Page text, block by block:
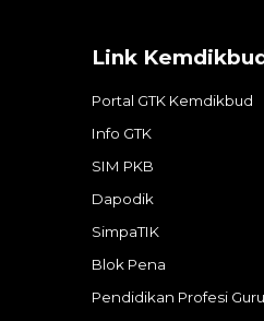
Link
Portal GTK Kemdikbud
Info GTK
SIM PKB
Dapodik
SimpaTIK
Blok Pena
Pendidikan Profesi Guru